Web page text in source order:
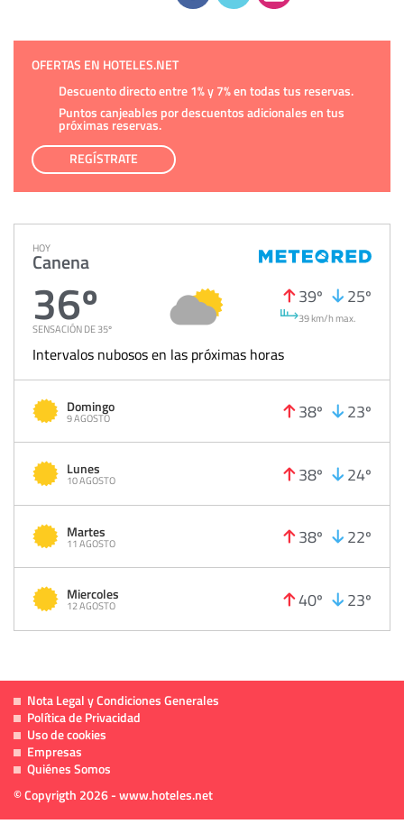
OFERTAS EN HOTELES.NET
Descuento directo entre 1% y 7% en todas tus reservas.
Puntos canjeables por descuentos adicionales en tus
próximas reservas.
REGÍSTRATE
HOY
Canena
36º
SENSACIÓN DE 35º
39º 25º
39 km/h max.
Intervalos nubosos en las próximas horas
Domingo
9 AGOSTO 38º 23º
Lunes
10 AGOSTO 38º 24º
Martes
11 AGOSTO 38º 22º
Miercoles
12 AGOSTO 40º 23º
Nota Legal y Condiciones Generales
Política de Privacidad
Uso de cookies
Empresas
Quiénes Somos
© Copyrigth 2026 - www.hoteles.net